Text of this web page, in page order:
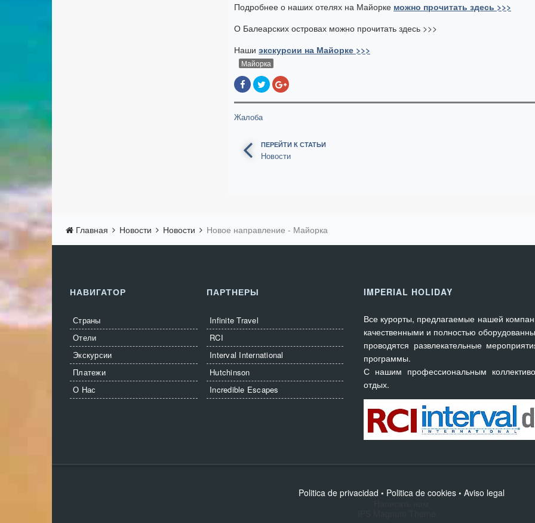
Подробнее о наших отелях на Майорке можно прочитать здесь >>>
О Балеарских островах можно прочитать здесь >>>
Наши экскурсии на Майорке >>>
Майорка
Жалоба
ПЕРЕЙТИ К СТАТЬИ
Новости
Главная Новости Новости Новое направление - Майорка
НАВИГАТОР
Страны
Отели
Экскурсии
Платежи
О Нас
ПАРТНЕРЫ
Infinite Travel
RCI
Interval International
Hutchinson
Incredible Escapes
IMPERIAL HOLIDAY
Все курорты, предлагаемые нашей
качественными и полностью
проводятся развлекательные
программы.
С нашим профессиональным
отдых.
Politica de privacidad • Politica de cookies• Aviso legal